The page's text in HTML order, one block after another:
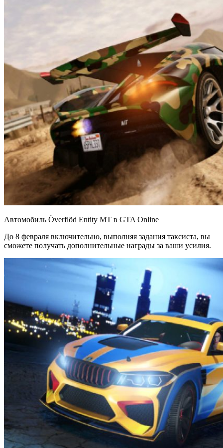
Автомобиль Överflöd Entity MT в GTA Online
До 8 февраля включительно, выполняя задания таксиста, вы
сможете получать дополнительные награды за ваши усилия.